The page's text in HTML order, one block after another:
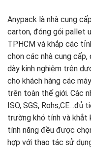
Anypack là nhà cung
carton, đóng gói pallet
TPHCM và khắp các
chọn các nhà cung
dày kinh nghiệm trên
cho khách hàng các
trên toàn thế giới. Các
ISO, SGS,
trường khó tính và khắt
tính năng đều được
hợp với thao tác sử